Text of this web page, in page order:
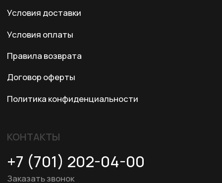
Разработка сайтаZERO.STUDIO